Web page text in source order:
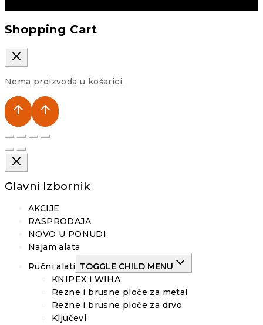
Shopping Cart
Nema proizvoda u košarici.
Glavni Izbornik
AKCIJE
RASPRODAJA
NOVO U PONUDI
Najam alata
Ručni alati TOGGLE CHILD MENU
KNIPEX i WIHA
Rezne i brusne ploče za metal
Rezne i brusne ploče za drvo
Ključevi